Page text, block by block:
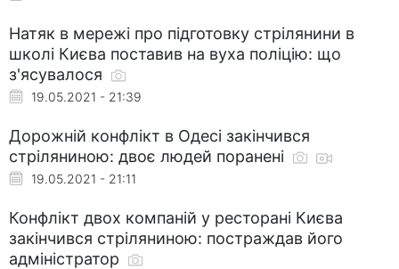
Натяк в мережі про підготовку стрілянини в
школі Києва поставив на вуха поліцію: що
з'ясувалося
19.05.2021 - 21:39
Дорожній конфлікт в Одесі закінчився
стріляниною: двоє людей поранені
19.05.2021 - 21:11
Конфлікт двох компаній у ресторані Києва
закінчився стріляниною: постраждав його
адміністратор